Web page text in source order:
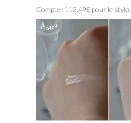
Compter 112,49€ pour le stylo.